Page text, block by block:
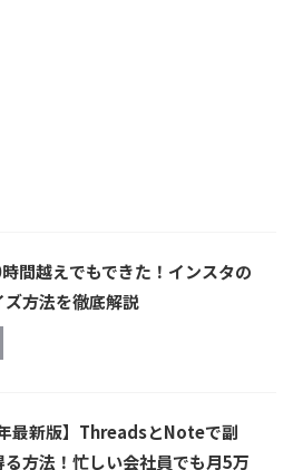
間越えでもできた！インスタの
ズ方法を徹底解説
最新版】ThreadsとNoteで副
る方法！忙しい会社員でも月5万